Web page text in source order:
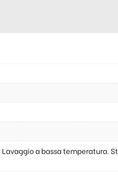
a bassa temperatura.